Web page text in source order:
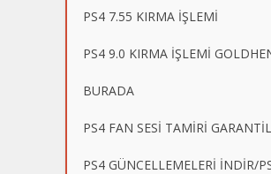
PS4 7.55 KIRMA İŞLEMİ
PS4 9.0 KIRMA İŞLEMİ
BURADA
PS4 FAN SESİ TAMİRİ
PS4 GÜNCELLEMELERİ İNDİR/